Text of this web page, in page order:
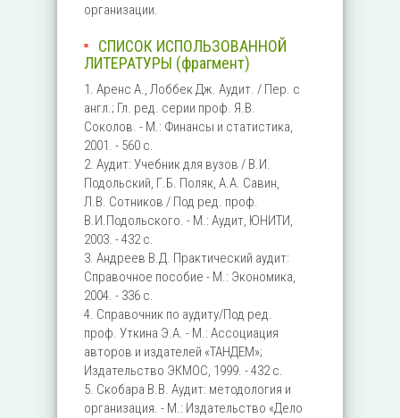
организации.
СПИСОК ИСПОЛЬЗОВАННОЙ
ЛИТЕРАТУРЫ (фрагмент)
1. Аренс А., Лоббек Дж. Аудит. / Пер. с
англ.; Гл. ред. серии проф. Я.В.
Соколов. - М.: Финансы и статистика,
2001. - 560 с.
2. Аудит: Учебник для вузов / В.И.
Подольский, Г.Б. Поляк, А.А. Савин,
Л.В. Сотников / Под ред. проф.
В.И.Подольского. - М.: Аудит, ЮНИТИ,
2003. - 432 с.
3. Андреев В.Д. Практический аудит:
Справочное пособие - М.: Экономика,
2004. - 336 с.
4. Справочник по аудиту/Под ред.
проф. Уткина Э.А. - М.: Ассоциация
авторов и издателей «ТАНДЕМ»;
Издательство ЭКМОС, 1999. - 432 с.
5. Скобара В.В. Аудит: методология и
организация. - М.: Издательство «Дело